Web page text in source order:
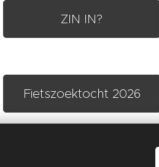
ZIN IN?
Fietszoektocht 2026